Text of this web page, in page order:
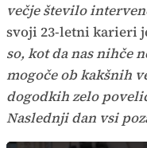
večje število
svoji 23-letni karieri
so, kot da nas nihče
mogoče ob kakšnih
dogodkih zelo
Naslednji dan vsi